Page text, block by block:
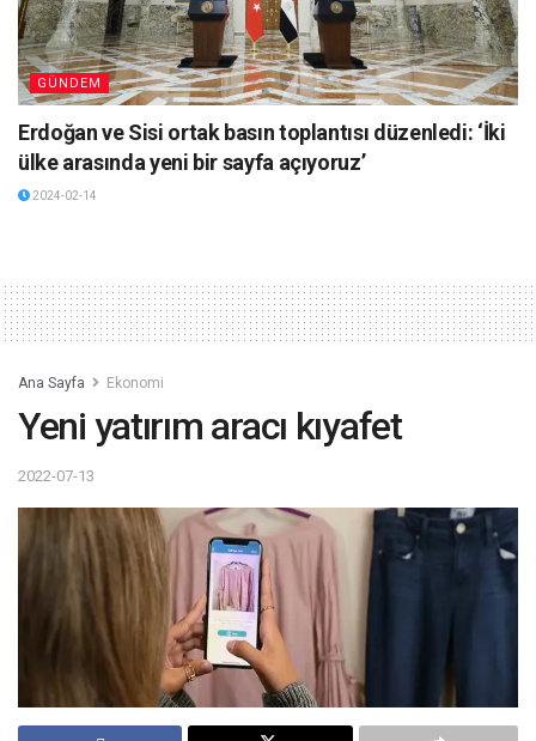
GÜNDEM
Erdoğan ve Sisi ortak basın toplantısı düzenledi: ‘İki
ülke arasında yeni bir sayfa açıyoruz’
2024-02-14
Ana Sayfa Ekonomi
Yeni yatırım aracı kıyafet
2022-07-13